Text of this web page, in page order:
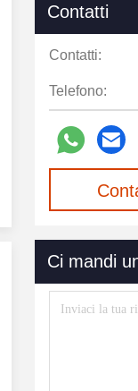
Batteria Al
Golf(16)
Accessori
(91)
Parti
Del Club(10)
Carretti Di
Contatti
Contatti:
Telefono:
Ci mandi